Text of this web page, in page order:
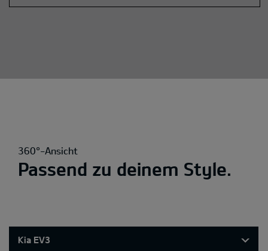
360°-Ansicht
Passend zu deinem Style.
Kia EV3